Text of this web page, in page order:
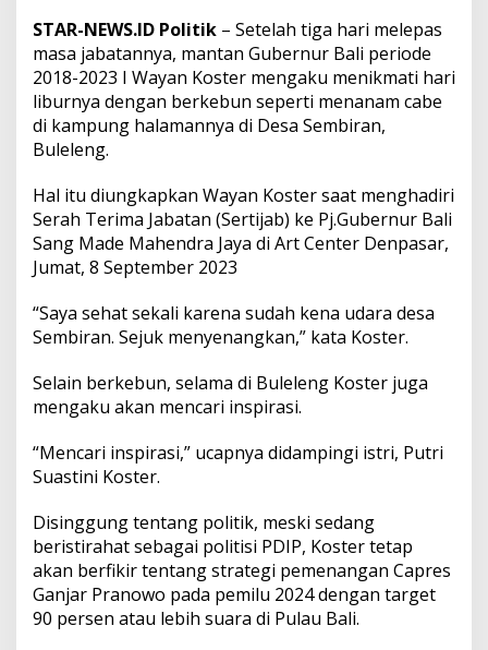
s
t
e
r
A
k
u
e
n
i
k
m
t
i
r
i
i
d
e
n
g
a
n
STAR-NEWS.ID Politik – Setelah tiga hari melepas
masa jabatannya, mantan Gubernur Bali periode
2018-2023 I Wayan Koster mengaku menikmati hari
liburnya dengan berkebun seperti menanam cabe
di kampung halamannya di Desa Sembiran,
Buleleng.
Hal itu diungkapkan Wayan Koster saat menghadiri
Serah Terima Jabatan (Sertijab) ke Pj.Gubernur Bali
Sang Made Mahendra Jaya di Art Center Denpasar,
Jumat, 8 September 2023
“Saya sehat sekali karena sudah kena udara desa
Sembiran. Sejuk menyenangkan,” kata Koster.
Selain berkebun, selama di Buleleng Koster juga
mengaku akan mencari inspirasi.
“Mencari inspirasi,” ucapnya didampingi istri, Putri
Suastini Koster.
Disinggung tentang politik, meski sedang
beristirahat sebagai politisi PDIP, Koster tetap
akan berfikir tentang strategi pemenangan Capres
Ganjar Pranowo pada pemilu 2024 dengan target
90 persen atau lebih suara di Pulau Bali.